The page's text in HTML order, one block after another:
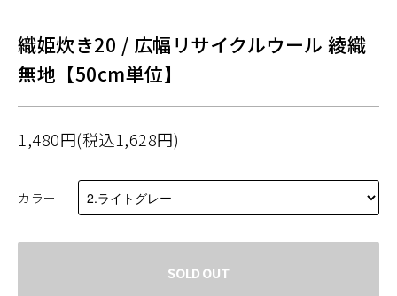
織姫炊き20 / 広幅リサイクルウール 綾織
無地【50cm単位】
1,480円(税込1,628円)
カラー
SOLD OUT